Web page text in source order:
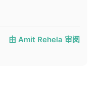
由 Amit Rehela 审阅